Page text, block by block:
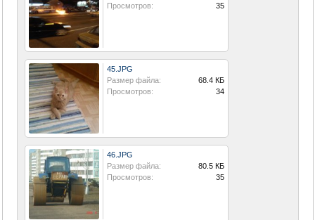
Просмотров:
35
45.JPG
Размер файла:
68.4 КБ
Просмотров:
34
46.JPG
Размер файла:
80.5 КБ
Просмотров:
35